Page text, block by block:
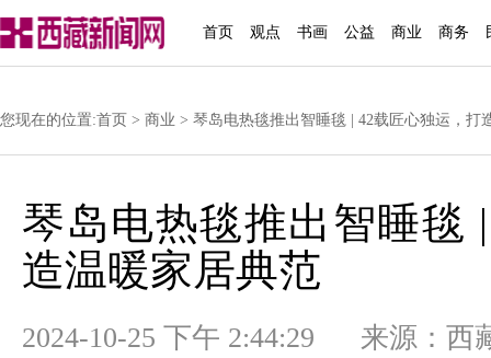
首页 观点 书画 公益 商业 商务
您现在的位置:首页 > 商业 > 琴岛电热毯推出智睡毯 | 42载匠心独运，打
琴岛电热毯推出智睡毯
造温暖家居典范
2024-10-25 下午 2:44:29 来源：